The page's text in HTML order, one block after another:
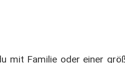
mit Familie oder einer